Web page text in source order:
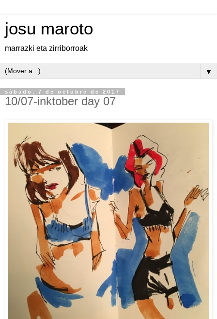
josu maroto
marrazki eta zirriborroak
▼
sábado, 7 de octubre de 2017
10/07-inktober day 07